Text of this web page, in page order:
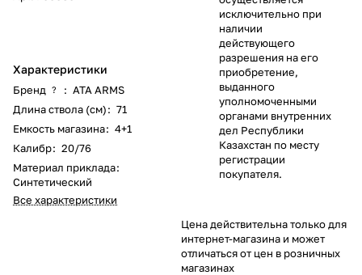
Характеристики
Бренд ? : ATA ARMS
Длина ствола (см): 71
Емкость магазина: 4+1
Калибр: 20/76
Материал приклада:
Синтетический
Все характеристики
исключительно при
наличии
действующего
разрешения на его
приобретение,
выданного
уполномоченными
органами внутренних
дел Республики
Казахстан по месту
регистрации
покупателя.
Цена действительна только для
интернет-магазина и может
отличаться от цен в розничных
магазинах